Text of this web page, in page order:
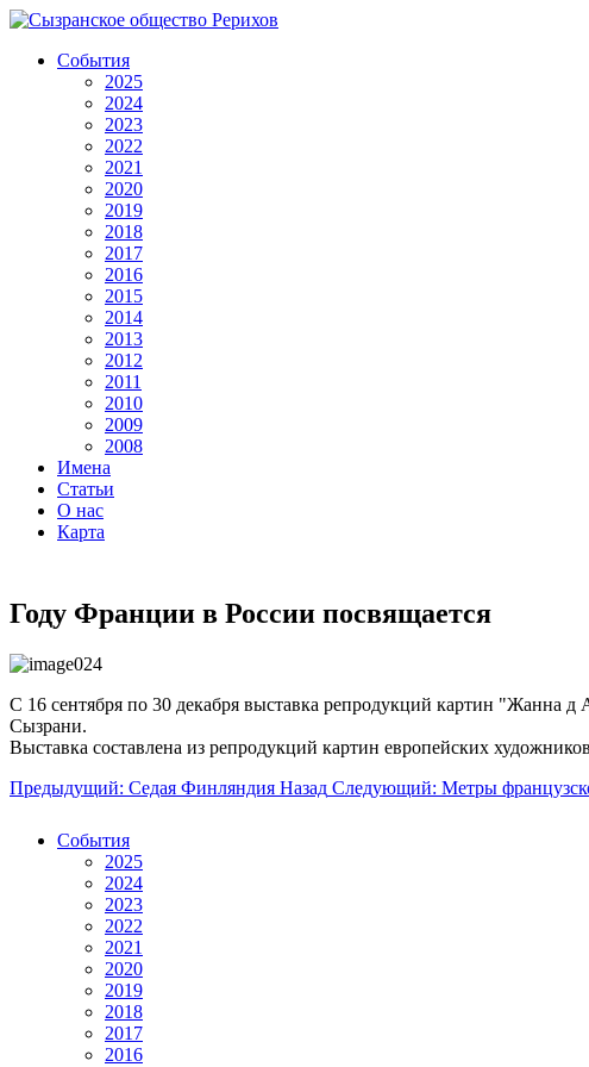
События
2025
2024
2023
2022
2021
2020
2019
2018
2017
2016
2015
2014
2013
2012
2011
2010
2009
2008
Имена
Статьи
О нас
Карта
Году Франции в России посвящается
С 16 сентября по 30 декабря выставка репродукций картин
Сызрани.
Выставка составлена из репродукций картин европейских
Предыдущий: Седая Финляндия Назад Следующий: Метры
События
2025
2024
2023
2022
2021
2020
2019
2018
2017
2016